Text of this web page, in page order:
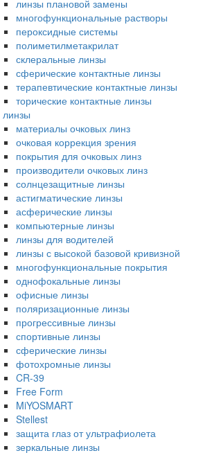
линзы плановой замены
многофункциональные растворы
пероксидные системы
полиметилметакрилат
склеральные линзы
сферические контактные линзы
терапевтические контактные линзы
торические контактные линзы
материалы очковых линз
очковая коррекция зрения
покрытия для очковых линз
производители очковых линз
солнцезащитные линзы
астигматические линзы
асферические линзы
компьютерные линзы
линзы для водителей
линзы с высокой базовой кривизной
многофункциональные покрытия
однофокальные линзы
офисные линзы
поляризационные линзы
прогрессивные линзы
спортивные линзы
сферические линзы
фотохромные линзы
CR-39
Free Form
MiYOSMART
Stellest
защита глаз от ультрафиолета
зеркальные линзы